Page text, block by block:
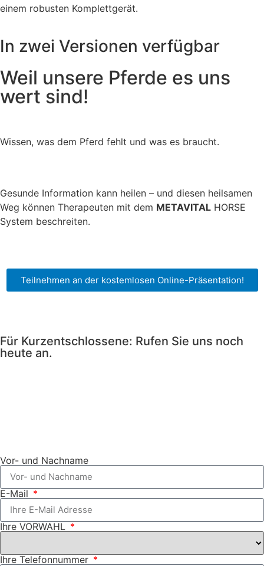
einem robusten Komplettgerät.
In zwei Versionen verfügbar
Weil unsere Pferde es uns
wert sind!
Wissen, was dem Pferd fehlt und was es braucht.
Gesunde Information kann heilen – und diesen heilsamen
Weg können Therapeuten mit dem METAVITAL HORSE
System beschreiten.
Teilnehmen an der kostemlosen Online-Präsentation!
Für Kurzentschlossene: Rufen Sie uns noch
heute an.
Vor- und Nachname
E-Mail
Ihre VORWAHL
Ihre Telefonnummer